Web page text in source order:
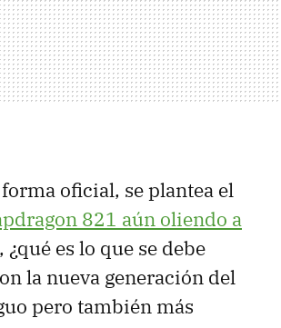
oficial, se plantea el
821 aún oliendo a
es lo que se debe
la nueva generación del
pero también más